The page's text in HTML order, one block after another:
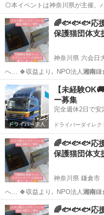
◎本イベントは神奈川県が主催、
イベントです ◎年齢不問 ◎参加無料 ◎書類選考なしで面接できま
す！ かながわjobフェアは、神奈川県内での就職を目指す求職者と、採
用をし...
神奈川 茅ヶ崎市 茅ケ崎駅
🌈🐟️🐟️🐟️応
保護猫団体支
神奈川県 六会日
へ… 🍀収益より､ NPO法人 湘南鎌
て…
神奈川 藤沢市 六会日大前
【未経験
ー募集
完全週休2日で安
ドライバーダイレク
🌈🐟️🐟️🐟️応
保護猫団体支
神奈川県 鎌倉市
へ… 🍀収益より､ NPO法人 湘南鎌
て…
神奈川 鎌倉市 メ
🌈🐟️🐟️🐟️応